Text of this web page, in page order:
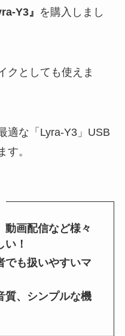
Y3』 を購入しまし
クとしても使えま
適な「Lyra-Y3」USB
す。
動画配信など様々
！
でも扱いやすいマ
質、シンプルな機